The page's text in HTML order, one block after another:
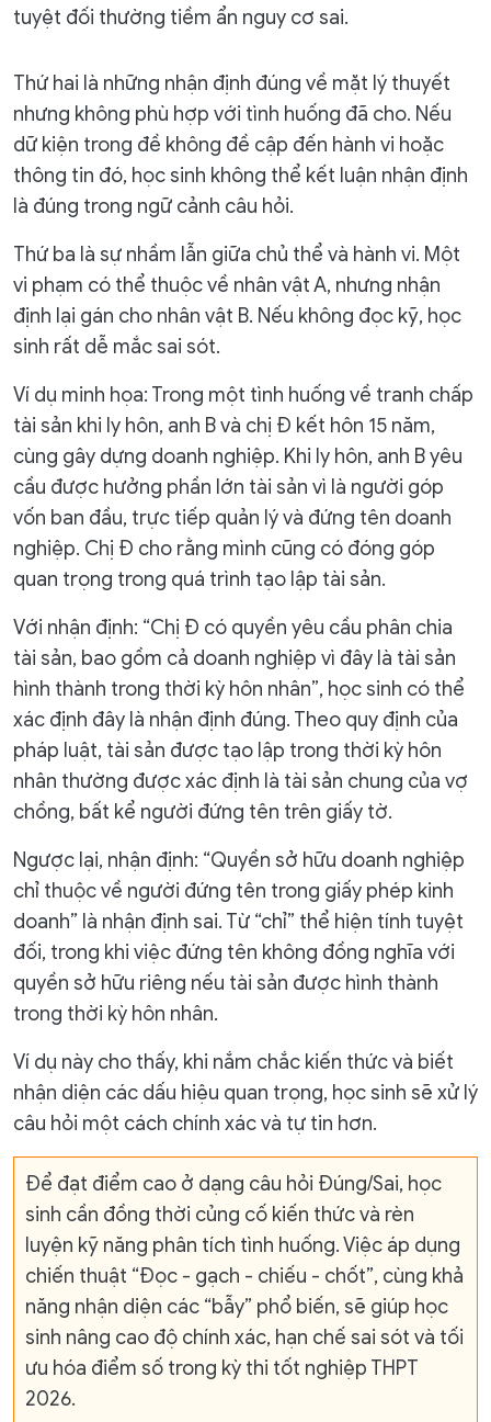
tuyệt đối thường tiềm ẩn nguy cơ sai.
Thứ hai là những nhận định đúng về mặt lý thuyết
nhưng không phù hợp với tình huống đã cho. Nếu
dữ kiện trong đề không đề cập đến hành vi hoặc
thông tin đó, học sinh không thể kết luận nhận định
là đúng trong ngữ cảnh câu hỏi.
Thứ ba là sự nhầm lẫn giữa chủ thể và hành vi. Một
vi phạm có thể thuộc về nhân vật A, nhưng nhận
định lại gán cho nhân vật B. Nếu không đọc kỹ, học
sinh rất dễ mắc sai sót.
Ví dụ minh họa: Trong một tình huống về tranh chấp
tài sản khi ly hôn, anh B và chị Đ kết hôn 15 năm,
cùng gây dựng doanh nghiệp. Khi ly hôn, anh B yêu
cầu được hưởng phần lớn tài sản vì là người góp
vốn ban đầu, trực tiếp quản lý và đứng tên doanh
nghiệp. Chị Đ cho rằng mình cũng có đóng góp
quan trọng trong quá trình tạo lập tài sản.
Với nhận định: “Chị Đ có quyền yêu cầu phân chia
tài sản, bao gồm cả doanh nghiệp vì đây là tài sản
hình thành trong thời kỳ hôn nhân”, học sinh có thể
xác định đây là nhận định đúng. Theo quy định của
pháp luật, tài sản được tạo lập trong thời kỳ hôn
nhân thường được xác định là tài sản chung của vợ
chồng, bất kể người đứng tên trên giấy tờ.
Ngược lại, nhận định: “Quyền sở hữu doanh nghiệp
chỉ thuộc về người đứng tên trong giấy phép kinh
doanh” là nhận định sai. Từ “chỉ” thể hiện tính tuyệt
đối, trong khi việc đứng tên không đồng nghĩa với
quyền sở hữu riêng nếu tài sản được hình thành
trong thời kỳ hôn nhân.
Ví dụ này cho thấy, khi nắm chắc kiến thức và biết
nhận diện các dấu hiệu quan trọng, học sinh sẽ xử lý
câu hỏi một cách chính xác và tự tin hơn.
Để đạt điểm cao ở dạng câu hỏi Đúng/Sai, học
sinh cần đồng thời củng cố kiến thức và rèn
luyện kỹ năng phân tích tình huống. Việc áp dụng
chiến thuật “Đọc - gạch - chiếu - chốt”, cùng khả
năng nhận diện các “bẫy” phổ biến, sẽ giúp học
sinh nâng cao độ chính xác, hạn chế sai sót và tối
ưu hóa điểm số trong kỳ thi tốt nghiệp THPT
2026.